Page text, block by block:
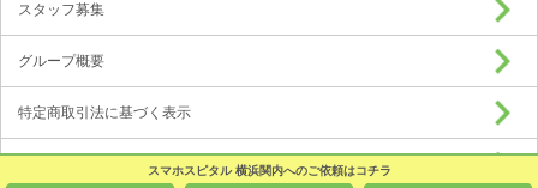
スマホスピタル 横浜関内へのご依頼はコチラ
スタッフ募集
グループ概要
特定商取引法に基づく表示
プライバシーポリシー